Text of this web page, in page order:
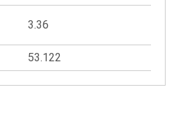
3.36
53.122